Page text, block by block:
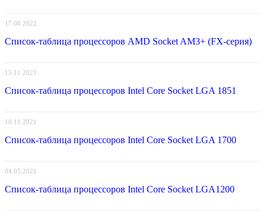
17.08.2022
Список-таблица процессоров AMD Socket AM3+ (FX-серия)
15.11.2021
Список-таблица процессоров Intel Core Socket LGA 1851
10.11.2021
Список-таблица процессоров Intel Core Socket LGA 1700
04.05.2021
Список-таблица процессоров Intel Core Socket LGA1200